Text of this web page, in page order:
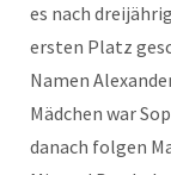
es nach
ersten Platz
Namen
Mädchen war
danach folgen